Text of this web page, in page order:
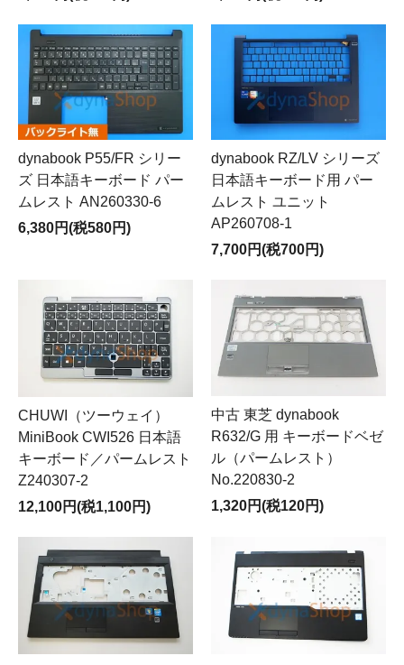
dynabook P55/FR シリー
ズ 日本語キーボード パー
ムレスト AN260330-6
6,380円(税580円)
dynabook RZ/LV シリーズ
日本語キーボード用 パー
ムレスト ユニット
AP260708-1
7,700円(税700円)
CHUWI（ツーウェイ）
MiniBook CWI526 日本語
キーボード／パームレスト
Z240307-2
12,100円(税1,100円)
中古 東芝 dynabook
R632/G 用 キーボードベゼ
ル（パームレスト）
No.220830-2
1,320円(税120円)